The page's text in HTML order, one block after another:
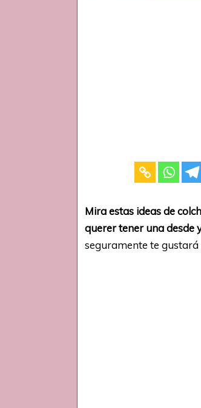
Mira estas ideas de
querer tener una desde
seguramente te gustará